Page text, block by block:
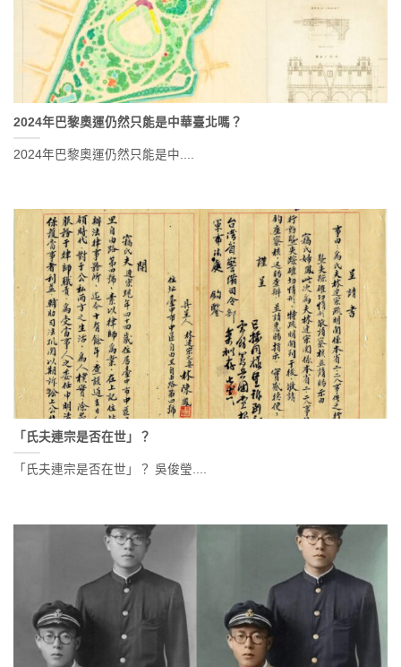
2024年巴黎奧運仍然只能是中華臺北嗎？
2024年巴黎奧運仍然只能是中....
「氏夫連宗是否在世」？
「氏夫連宗是否在世」？ 吳俊瑩....